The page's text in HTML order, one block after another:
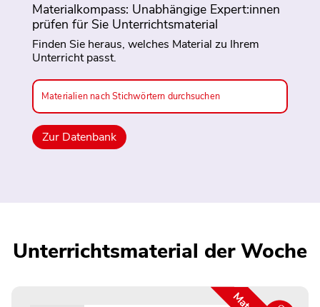
Materialkompass: Unabhängige Expert:innen
prüfen für Sie Unterrichtsmaterial
Finden Sie heraus, welches Material zu Ihrem
Unterricht passt.
Materialien nach Stichwörtern durchsuchen
Unterrichtsmaterial der Woche